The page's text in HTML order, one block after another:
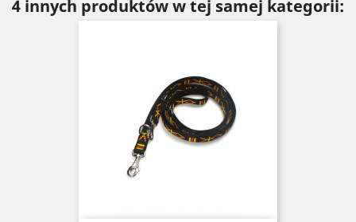
4 innych produktów w tej samej kategorii: